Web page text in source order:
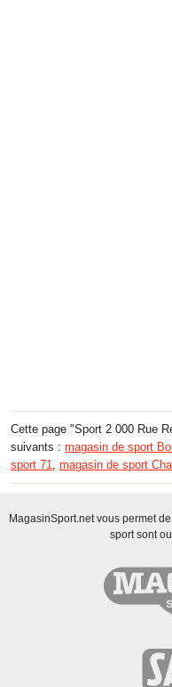
Cette page "Sport 2 000 Rue
suivants : magasin de sport
sport 71
magasin de sport
MagasinSport.net vous permet
sport sont